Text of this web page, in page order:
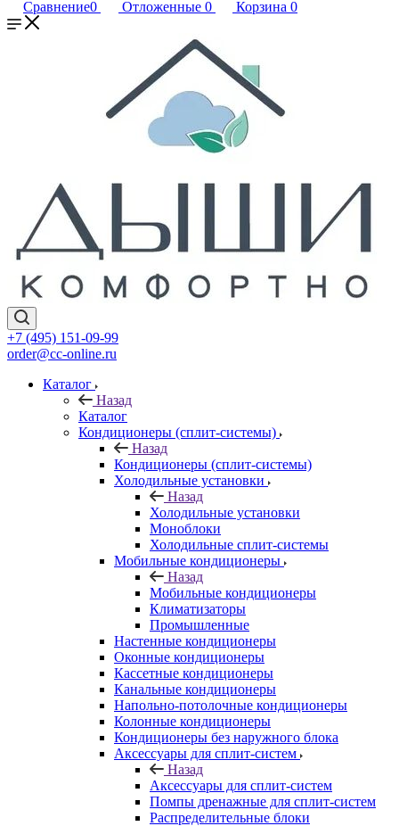
Сравнение0 Отложенные 0 Корзина 0
+7 (495) 151-09-99
order@cc-online.ru
Каталог
Назад
Каталог
Кондиционеры (сплит-системы)
Назад
Кондиционеры (сплит-системы)
Холодильные установки
Назад
Холодильные установки
Моноблоки
Холодильные сплит-системы
Мобильные кондиционеры
Назад
Мобильные кондиционеры
Климатизаторы
Промышленные
Настенные кондиционеры
Оконные кондиционеры
Кассетные кондиционеры
Канальные кондиционеры
Напольно-потолочные кондиционеры
Колонные кондиционеры
Кондиционеры без наружного блока
Аксессуары для сплит-систем
Назад
Аксессуары для сплит-систем
Помпы дренажные для сплит-систем
Распределительные блоки